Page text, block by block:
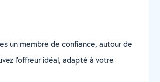
un membre de confiance, autour de
l'offreur idéal, adapté à votre